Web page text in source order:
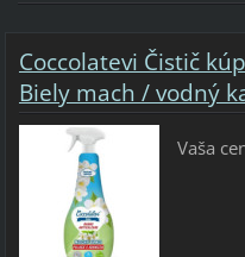
Coccolatevi Čistič
Biely mach / vodný
Vaša